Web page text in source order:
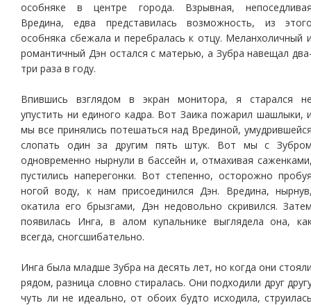
особняке в центре города. Взрывная,
Вредина, едва представилась возможность, из
особняка сбежала и перебралась к отцу. Меланхоличный
романтичный Дэн остался с матерью, а Зубра навещал
три раза в году.
Впившись взглядом в экран монитора, я старался
упустить ни единого кадра. Вот Заика пожарил шашлыки,
мы все принялись потешаться над Врединой,
слопать один за другим пять штук. Вот мы с
одновременно нырнули в бассейн и, отмахивая
пустились наперегонки. Вот степенно, осторожно
ногой воду, к нам присоединился Дэн. Вредина,
окатила его брызгами, Дэн недовольно скривился.
появилась Инга, в алом купальнике выглядела она,
всегда, сногсшибательно.
Инга была младше Зубра на десять лет, но когда они
рядом, разница словно стиралась. Они подходили друг
чуть ли не идеально, от обоих будто исходила,